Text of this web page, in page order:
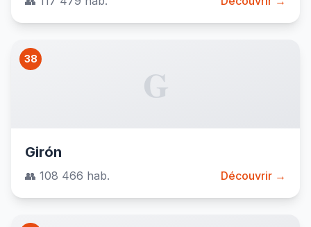
38
G
Girón
👥 108 466 hab. Découvrir →